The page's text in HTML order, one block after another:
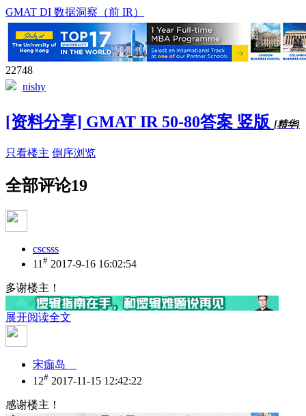
GMAT DI 数据洞察（前 IR）
22748
nishy
[资料分享] GMAT IR 50-80答案 竖版 [精华]
只看楼主 倒序浏览
全部评论19
cscsss
11 # 2017-9-16 16:02:54
多谢楼主！
展开阅读全文
宋痂岛__
12# 2017-11-15 12:42:22
感谢楼主！